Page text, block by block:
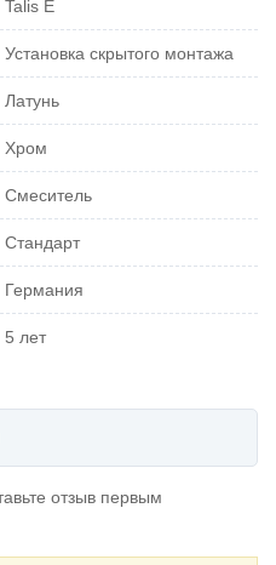
Talis E
Установка скрытого монтажа
Латунь
Хром
Смеситель
Стандарт
Германия
5 лет
отзыв первым